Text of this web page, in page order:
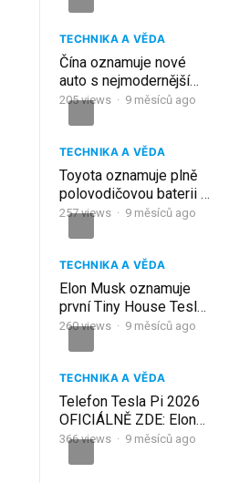
TECHNIKA A VĚDA
Čína oznamuje nové
auto s nejmodernější
technologií, které
průmyslem
205views · 9 měsíců ago
TECHNIKA A VĚDA
Toyota oznamuje plně
polovodičovou baterii s
neuvěřitelným
257views · 9 měsíců ago
TECHNIKA A VĚDA
Elon Musk oznamuje
první Tiny House Tesly
za 7 999$ – pozemek
260views · 9 měsíců ago
TECHNIKA A VĚDA
Telefon Tesla Pi 2026
OFICIÁLNĚ ZDE: Elon
Musk oznamuje
366views · 9 měsíců ago